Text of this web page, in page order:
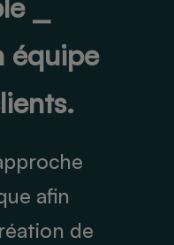
⎯
équipe
afin
de